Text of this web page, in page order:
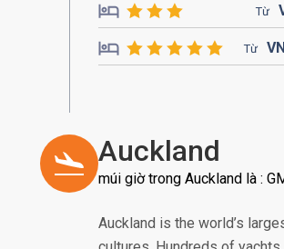
Từ
Từ
Auckland
múi giờ trong Auckland là :
Auckland is the world’s